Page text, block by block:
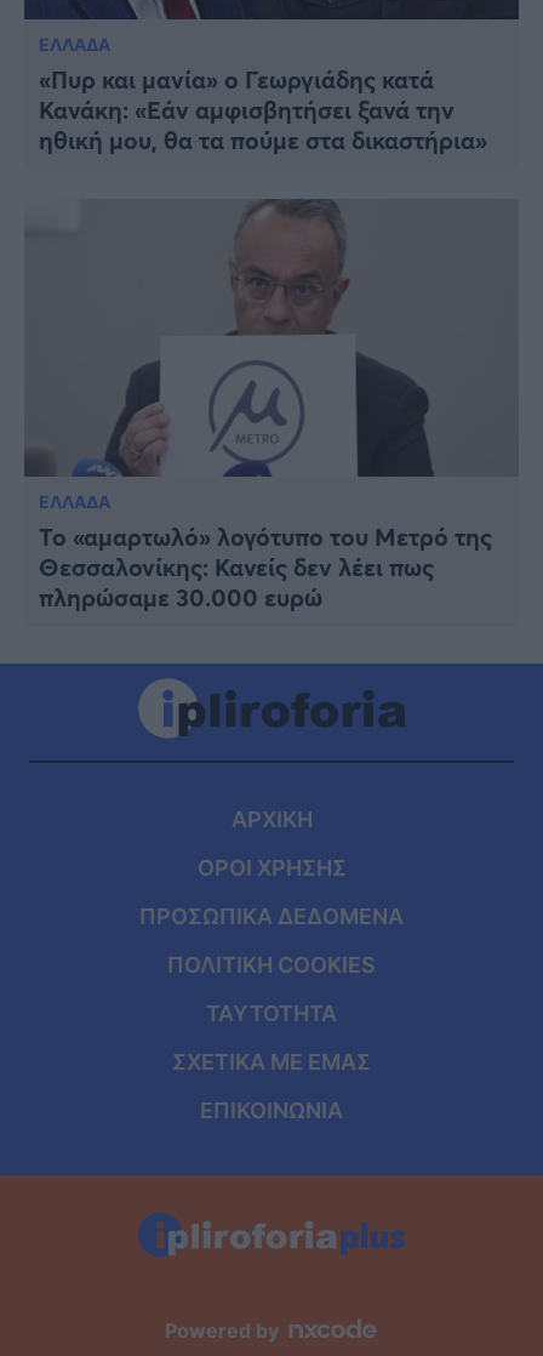
ΕΛΛΑΔΑ
«Πυρ και μανία» ο Γεωργιάδης κατά
Κανάκη: «Εάν αμφισβητήσει ξανά την
ηθική μου, θα τα πούμε στα δικαστήρια»
ΕΛΛΑΔΑ
Το «αμαρτωλό» λογότυπο του Μετρό της
Θεσσαλονίκης: Κανείς δεν λέει πως
πληρώσαμε 30.000 ευρώ
ΑΡΧΙΚΗ
ΟΡΟΙ ΧΡΗΣΗΣ
ΠΡΟΣΩΠΙΚΑ ΔΕΔΟΜΕΝΑ
ΠΟΛΙΤΙΚΗ COOKIES
ΤΑΥΤΟΤΗΤΑ
ΣΧΕΤΙΚΑ ΜΕ ΕΜΑΣ
ΕΠΙΚΟΙΝΩΝΙΑ
Powered by